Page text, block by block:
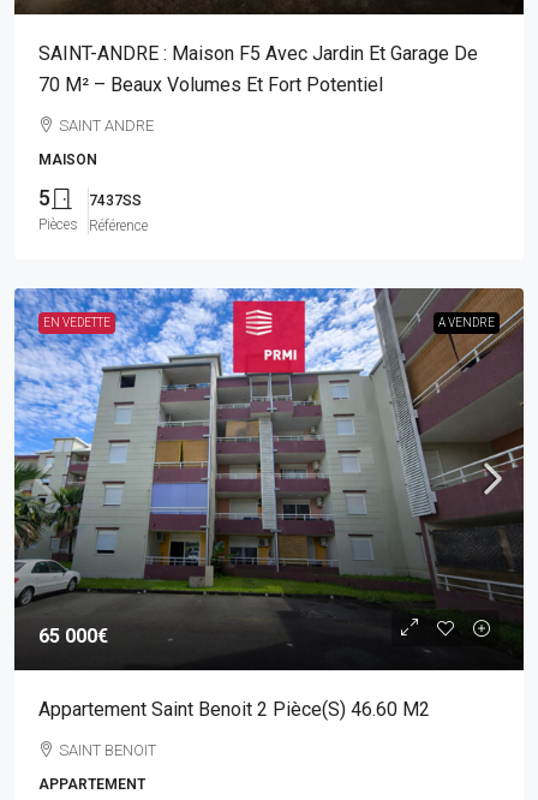
SAINT-ANDRE : Maison F5 Avec Jardin Et Garage De
70 M² – Beaux Volumes Et Fort Potentiel
SAINT ANDRE
MAISON
5
Pièces
7437SS
Référence
EN VEDETTE A VENDRE
65 000€
Appartement Saint Benoit 2 Pièce(s) 46.60 M2
SAINT BENOIT
APPARTEMENT